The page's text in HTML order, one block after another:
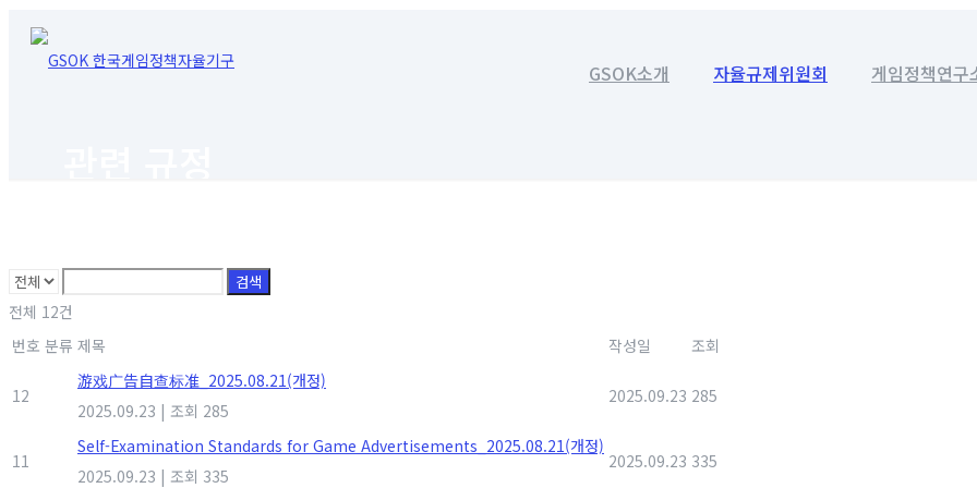
GSOK소개 자율규제위원회 게임정책연구
검색
전체 12건
번호 분류 제목 작성일 조회
12
游戏广告自查标准_2025.08.21(개정)
2025.09.23 | 조회 285
2025.09.23 285
11
Self-Examination Standards for Game Advertisements_2025.08.21(개정)
2025.09.23 | 조회 335
2025.09.23 335